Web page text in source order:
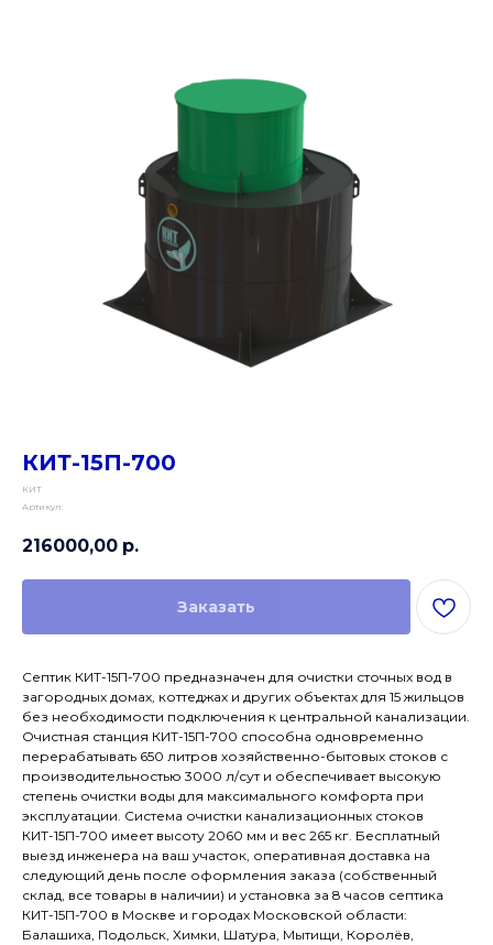
КИТ-15П-700
КИТ
Артикул:
216000,00 р.
Заказать
Септик КИТ-15П-700 предназначен для очистки сточных вод в
загородных домах, коттеджах и других объектах для 15 жильцов
без необходимости подключения к центральной канализации.
Очистная станция КИТ-15П-700 способна одновременно
перерабатывать 650 литров хозяйственно-бытовых стоков с
производительностью 3000 л/сут и обеспечивает высокую
степень очистки воды для максимального комфорта при
эксплуатации. Система очистки канализационных стоков
КИТ-15П-700 имеет высоту 2060 мм и вес 265 кг. Бесплатный
выезд инженера на ваш участок, оперативная доставка на
следующий день после оформления заказа (собственный
склад, все товары в наличии) и установка за 8 часов септика
КИТ-15П-700 в Москве и городах Московской области:
Балашиха, Подольск, Химки, Шатура, Мытищи, Королёв,